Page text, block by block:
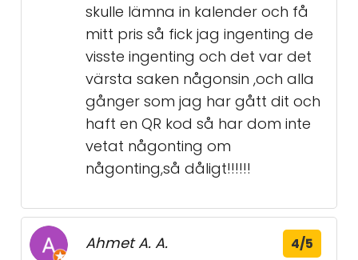
skulle lämna in kalender och få
mitt pris så fick jag ingenting de
visste ingenting och det var det
värsta saken någonsin ,och alla
gånger som jag har gått dit och
haft en QR kod så har dom inte
vetat någonting om
någonting,så dåligt!!!!!!
Ahmet A. A. 4/5